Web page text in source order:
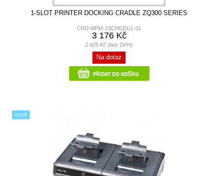
1-SLOT PRINTER DOCKING CRADLE ZQ300 SERIES
CRD-MPM-1SCHGEU1-01
3 176 Kč
2 625 Kč (bez DPH)
Na dotaz
NOVÉ